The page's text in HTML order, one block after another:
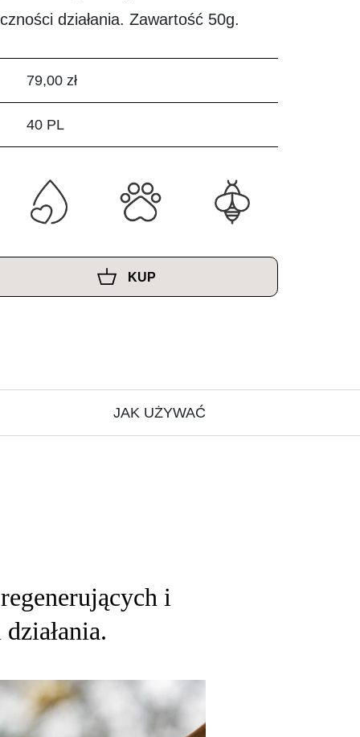
działania. Zawartość 50g.
79,00 zł
40 PL
KUP
JAK UŻYWAĆ
i